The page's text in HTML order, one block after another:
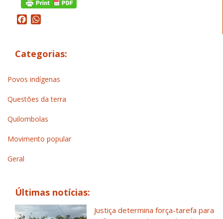
Facebook
Categorias:
Povos indígenas
Questões da terra
Quilombolas
Movimento popular
Geral
Últimas notícias:
Justiça determina força-tarefa para